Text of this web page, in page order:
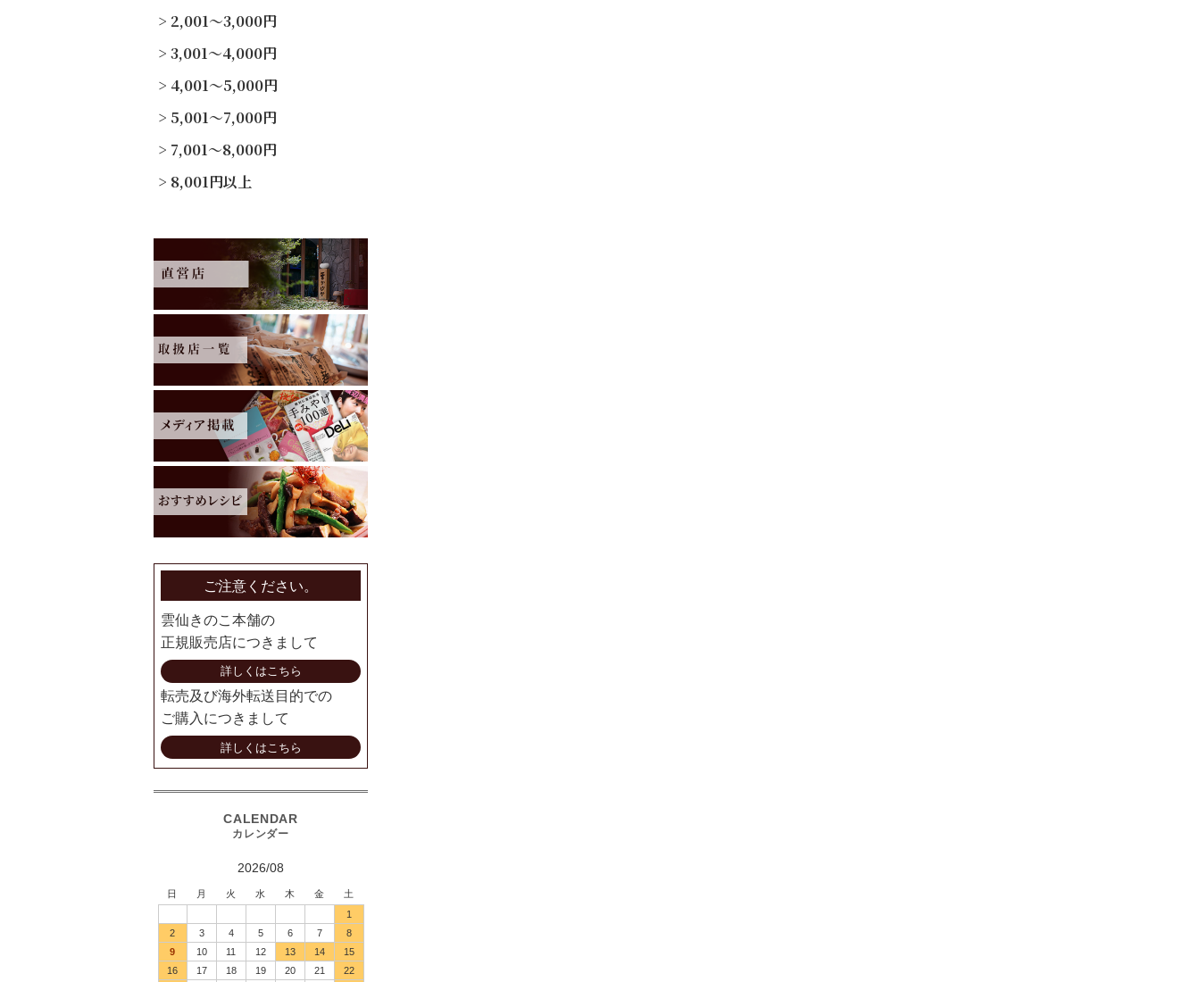
2,001～3,000円
3,001～4,000円
4,001～5,000円
5,001～7,000円
7,001～8,000円
8,001円以上
ご注意ください。
雲仙きのこ本舗の
正規販売店につきまして
詳しくはこちら
転売及び海外転送目的での
ご購入につきまして
詳しくはこちら
2026/08
日 月 火 水 木 金
土
1
2
3 4 5 6 7
8
9
10 11 12 13 14
15
16
17 18 19 20 21
22